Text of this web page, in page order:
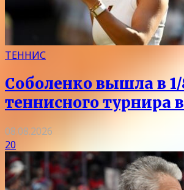
ТЕННИС
Соболенко вышла в
теннисного турнира
08.08.2026
20